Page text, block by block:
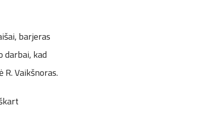
barjeras
darbai, kad
Vaikšnoras.